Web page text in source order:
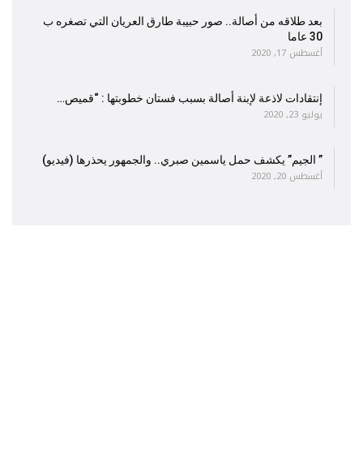
بعد طلاقه من أصالة.. صور حبيبة طارق العريان التي تصغره ب
30 عاما
أغسطس 17, 2020
إنتقادات لاذعة لإبنة أصالة بسبب فستان خطوبتها : “قميص…
يوليو 23, 2020
” الجيم” يكشف حمل ياسمين صبري.. والجمهور يحذرها (فيديو)
أغسطس 20, 2020